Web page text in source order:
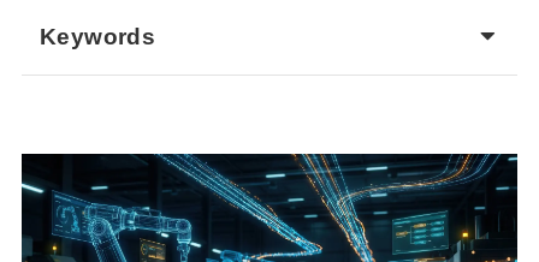
Keywords